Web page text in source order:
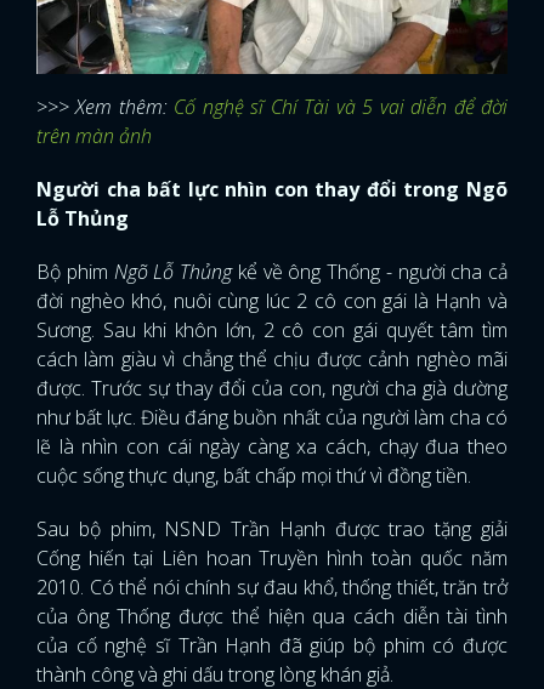
>>> Xem thêm: Cố nghệ sĩ Chí Tài và 5 vai diễn để đời
trên màn ảnh
Người cha bất lực nhìn con thay đổi trong Ngõ
Lỗ Thủng
Bộ phim Ngõ Lỗ Thủngkể về ông Thống - người cha cả
đời nghèo khó, nuôi cùng lúc 2 cô con gái là Hạnh và
Sương. Sau khi khôn lớn, 2 cô con gái quyết tâm tìm
cách làm giàu vì chẳng thể chịu được cảnh nghèo mãi
được. Trước sự thay đổi của con, người cha già dường
như bất lực. Điều đáng buồn nhất của người làm cha có
lẽ là nhìn con cái ngày càng xa cách, chạy đua theo
cuộc sống thực dụng, bất chấp mọi thứ vì đồng tiền.
Sau bộ phim, NSND Trần Hạnh được trao tặng giải
Cống hiến tại Liên hoan Truyền hình toàn quốc năm
2010. Có thể nói chính sự đau khổ, thống thiết, trăn trở
của ông Thống được thể hiện qua cách diễn tài tình
của cố nghệ sĩ Trần Hạnh đã giúp bộ phim có được
thành công và ghi dấu trong lòng khán giả.